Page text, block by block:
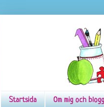
Startsida Om mig och